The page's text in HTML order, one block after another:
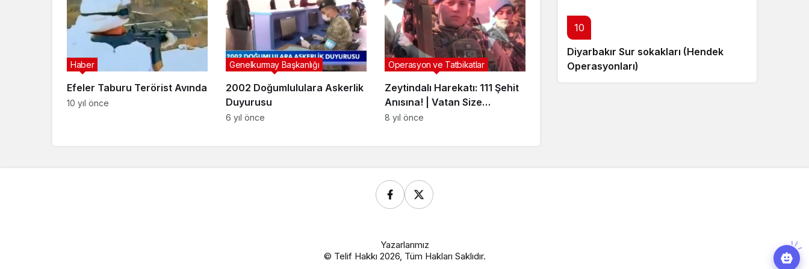
Efeler Taburu Terörist Avında
Haber
10 yıl önce
2002 Doğumlululara Askerlik
Duyurusu
Genelkurmay Başkanlığı
6 yıl önce
Zeytindalı Harekatı: 111 Şehit
Anısına! | Vatan Size
Minnettar
Operasyon ve Tatbikatlar
8 yıl önce
10
Diyarbakır Sur sokakları (Hendek
Operasyonları)
Yazarlarımız
© Telif Hakkı 2026, Tüm Hakları Saklıdır.